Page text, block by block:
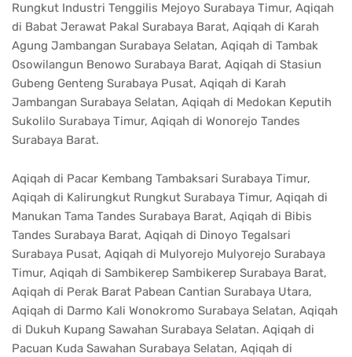
Rungkut Industri Tenggilis Mejoyo Surabaya Timur, Aqiqah
di Babat Jerawat Pakal Surabaya Barat, Aqiqah di Karah
Agung Jambangan Surabaya Selatan, Aqiqah di Tambak
Osowilangun Benowo Surabaya Barat, Aqiqah di Stasiun
Gubeng Genteng Surabaya Pusat, Aqiqah di Karah
Jambangan Surabaya Selatan, Aqiqah di Medokan Keputih
Sukolilo Surabaya Timur, Aqiqah di Wonorejo Tandes
Surabaya Barat.
Aqiqah di Pacar Kembang Tambaksari Surabaya Timur,
Aqiqah di Kalirungkut Rungkut Surabaya Timur, Aqiqah di
Manukan Tama Tandes Surabaya Barat, Aqiqah di Bibis
Tandes Surabaya Barat, Aqiqah di Dinoyo Tegalsari
Surabaya Pusat, Aqiqah di Mulyorejo Mulyorejo Surabaya
Timur, Aqiqah di Sambikerep Sambikerep Surabaya Barat,
Aqiqah di Perak Barat Pabean Cantian Surabaya Utara,
Aqiqah di Darmo Kali Wonokromo Surabaya Selatan, Aqiqah
di Dukuh Kupang Sawahan Surabaya Selatan. Aqiqah di
Pacuan Kuda Sawahan Surabaya Selatan, Aqiqah di